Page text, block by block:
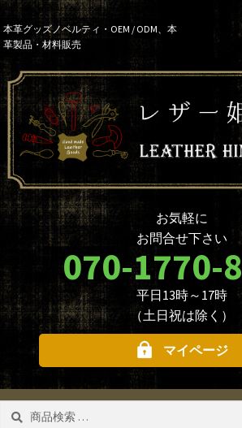
Skip
to
navigation
Skip
to
content
本革グッズノベルティ・OEM / ODM、本
革製品・材料販売
お買い物ガイド
本革グッズ
本革材料
単語帳サイズおまとめセット
価格帯で選
名入れ☆ロゴ入れオプションに
ついて
ノベルティ・大口注文について
商品のカ
革製品を取り扱う業者様へ
（OEMについて）
本革材料
本革材料一覧
型押し型
お問合せ
お気軽に
お問合せ下さい
070-1770-
平日13時～17時
（土日祝は除く）
マイページ
検索